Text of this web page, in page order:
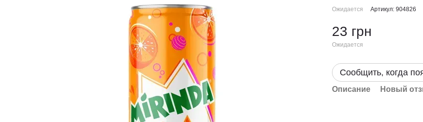
Ожидается Артикул: 904826
23 грн
Ожидается
Сообщить, когда
Описание Новый